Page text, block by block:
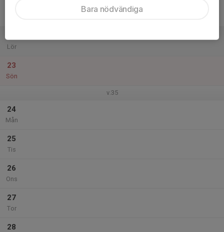
Lör
23
Sön
v.35
24
Mån
25
Tis
26
Ons
27
Tor
28
Bara nödvändiga